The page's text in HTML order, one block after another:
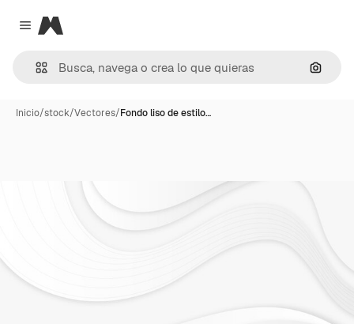
Close menu
Magnific
Inicio/stock/Vectores/Fondo liso de estilo…